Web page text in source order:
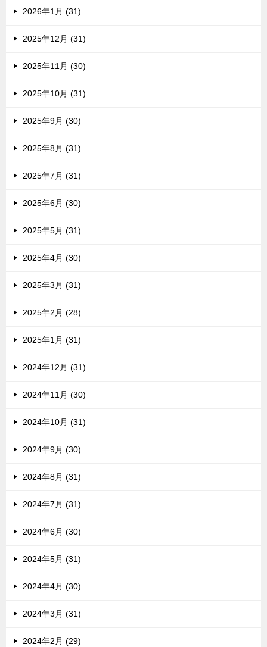
2026年1月 (31)
2025年12月 (31)
2025年11月 (30)
2025年10月 (31)
2025年9月 (30)
2025年8月 (31)
2025年7月 (31)
2025年6月 (30)
2025年5月 (31)
2025年4月 (30)
2025年3月 (31)
2025年2月 (28)
2025年1月 (31)
2024年12月 (31)
2024年11月 (30)
2024年10月 (31)
2024年9月 (30)
2024年8月 (31)
2024年7月 (31)
2024年6月 (30)
2024年5月 (31)
2024年4月 (30)
2024年3月 (31)
2024年2月 (29)